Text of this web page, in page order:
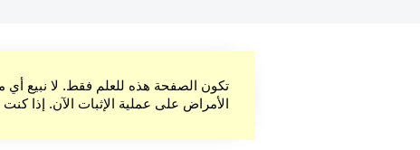
تكون الصفحة هذه للعلم فقط. لا نبيع أي
الأمراض على عملية الإثبات الآن. إذا